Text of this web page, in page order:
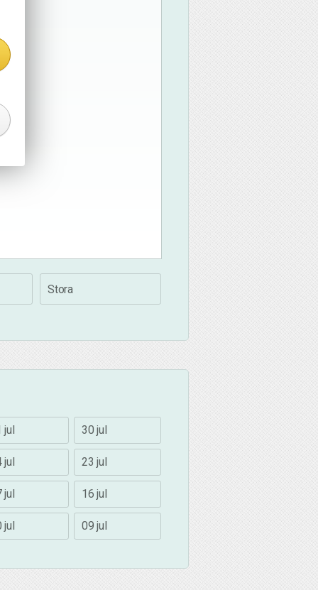
Stora
jul 30 jul
jul 23 jul
jul 16 jul
jul 09 jul